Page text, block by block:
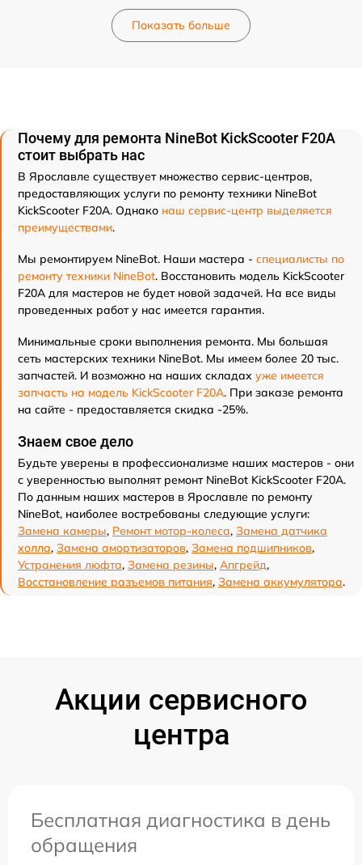
Показать больше
Почему для ремонта NineBot KickScooter F20A
стоит выбрать нас
В Ярославле существует множество сервис-центров,
предоставляющих услуги по ремонту техники NineBot
KickScooter F20A. Однако наш сервис-центр выделяется
преимуществами.
Мы ремонтируем NineBot. Наши мастера - специалисты по
ремонту техники NineBot. Восстановить модель KickScooter
F20A для мастеров не будет новой задачей. На все виды
проведенных работ у нас имеется гарантия.
Минимальные сроки выполнения ремонта. Мы большая
сеть мастерских техники NineBot. Мы имеем более 20 тыс.
запчастей. И возможно на наших складах уже имеется
запчасть на модель KickScooter F20A. При заказе ремонта
на сайте - предоставляется скидка -25%.
Знаем свое дело
Будьте уверены в профессионализме наших мастеров - они
с уверенностью выполнят ремонт NineBot KickScooter F20A.
По данным наших мастеров в Ярославле по ремонту
NineBot, наиболее востребованы следующие услуги:
Замена камеры, Ремонт мотор-колеса, Замена датчика
холла, Замена амортизаторов, Замена подшипников,
Устранения люфта, Замена резины, Апгрейд,
Восстановление разъемов питания, Замена аккумулятора.
Акции сервисного
центра
Бесплатная диагностика в день
обращения